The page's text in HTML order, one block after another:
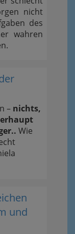
nicht
des
wahren
– nichts,
Wie
und